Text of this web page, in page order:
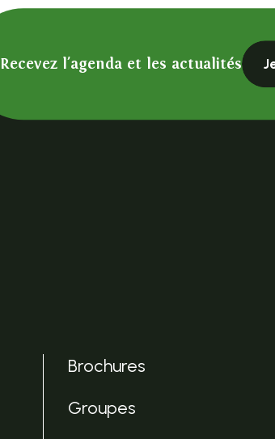
Recevez l'agenda et les actualités
Brochures
Groupes